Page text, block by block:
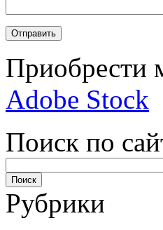
Приобрести
Adobe Stock
Поиск по
Рубрики